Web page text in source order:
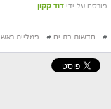
פורסם על ידי דוד קקון
# חדשות בת ים # פמליית